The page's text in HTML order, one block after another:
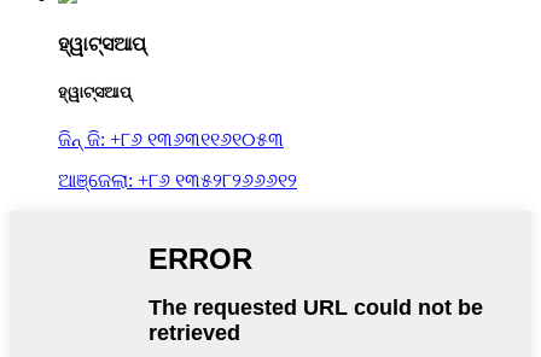
ହ୍ୱାଟ୍ସଆପ୍
ହ୍ୱାଟ୍ସଆପ୍
ଜିନ୍ ଜି: +୮୬ ୧୩୬୩୧୧୬୧୦୫୩
ଆଞ୍ଜେଲା: +୮୬ ୧୩୫୨୮୨୬୬୬୧୨